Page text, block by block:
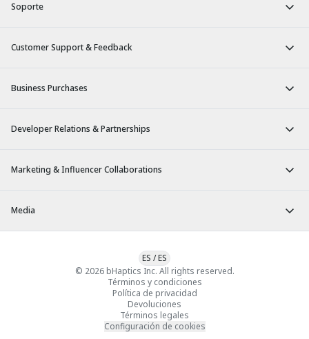
Soporte
Customer Support & Feedback
Business Purchases
Developer Relations & Partnerships
Marketing & Influencer Collaborations
Media
© 2026 bHaptics Inc. All rights reserved.
Términos y condiciones
Política de privacidad
Devoluciones
Términos legales
Configuración de cookies
ES /ES